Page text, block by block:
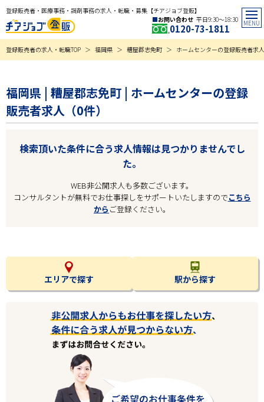
登録販売者・医療事務・調剤事務の求人・転職・募集【チアジョブ登販】
お問い合わせ 平日9:30〜18:30
0120-73-1811
登録販売者の求人・転職TOP 福岡県 糟屋郡志免町 ホームセンターの登録販売者求人
福岡県 | 糟屋郡志免町 | ホームセンターの登録
販売者求人（0件）
検索頂いた条件に合う求人情報は見つかりませんでし
た。
WEB非公開求人も多数ございます。
コンサルタントが無料でお仕事探しをサポートいたしますのでこちら
から ご登録ください。
エリアで探す 駅から探す